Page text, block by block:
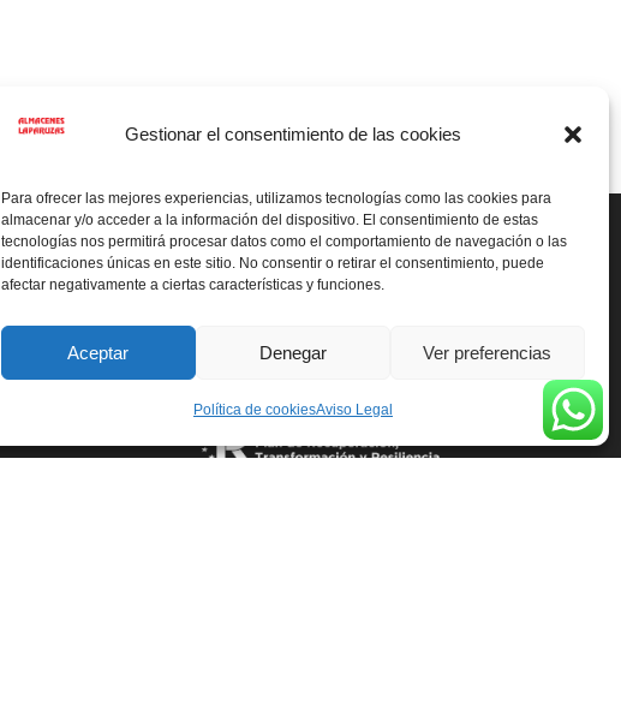
Gestionar el consentimiento de las cookies
Para ofrecer las mejores experiencias, utilizamos tecnologías como las cookies para
almacenar y/o acceder a la información del dispositivo. El consentimiento de estas
tecnologías nos permitirá procesar datos como el comportamiento de navegación o las
identificaciones únicas en este sitio. No consentir o retirar el consentimiento, puede
afectar negativamente a ciertas características y funciones.
Aceptar Denegar Ver preferencias
Política de cookiesAviso Legal